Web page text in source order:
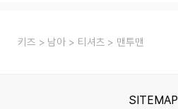
키즈 남아 티셔츠 맨투맨
SITEMAP